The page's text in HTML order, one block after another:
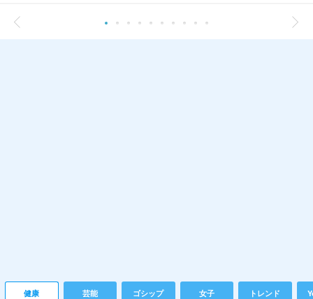
健康 芸能 ゴシップ 女子 トレンド